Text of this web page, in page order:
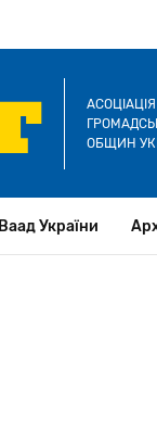
ОБЩИН
Ваад України